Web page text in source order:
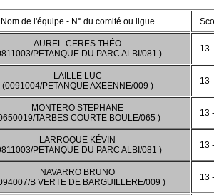
Nom de l'équipe - N° du comité ou ligue
AUREL-CERES THÉO
PETANQUE DU PARC ALBI/081 )
13
LAILLE LUC
(0091004/PETANQUE AXEENNE/009 )
13
MONTERO STEPHANE
TARBES COURTE BOULE/065 )
13
LARROQUE KÉVIN
PETANQUE DU PARC ALBI/081 )
13
NAVARRO BRUNO
B VERTE DE BARGUILLERE/009 )
13